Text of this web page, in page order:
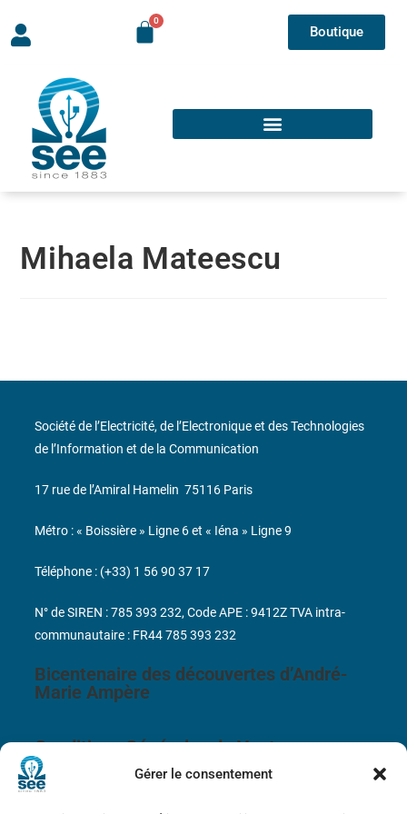
Gérer le consentement
Boutique
Mihaela Mateescu
Bicentenaire des découvertes d’André-
Marie Ampère
Conditions Générales de Vente
Société de l’Electricité, de l’Electronique et des Technologies
de l’Information et de la Communication
17 rue de l’Amiral Hamelin 75116 Paris
Métro : « Boissière » Ligne 6 et « Iéna » Ligne 9
Téléphone : (+33) 1 56 90 37 17
N° de SIREN : 785 393 232, Code APE : 9412Z TVA intra-
communautaire : FR44 785 393 232